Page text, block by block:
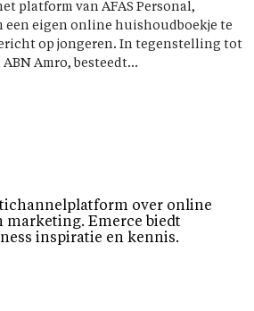
platform van AFAS Personal,
een eigen online huishoudboekje te
op jongeren. In tegenstelling tot
Amro, besteedt...
over online
marketing. Emerce biedt
inspiratie en kennis.